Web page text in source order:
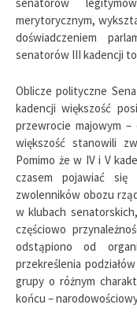
merytorycznym,
doświadczeniem
senatorów III kadencji
Oblicze polityczne
kadencji większość
przewrocie majowym
większość stanowili
Pomimo że w IV i V
czasem pojawiać się
zwolenników obozu
w klubach
częściowo
odstąpiono od
przekreślenia
grupy o różnym
końcu –